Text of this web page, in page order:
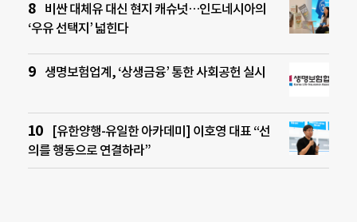
비싼 대체유 대신 현지 캐슈넛…인도네시아의
‘우유 선택지’ 넓힌다
생명보험업계, ‘상생금융’ 통한 사회공헌 실시
[유한양행-유일한 아카데미] 이호영 대표 “선
의를 행동으로 연결하라”